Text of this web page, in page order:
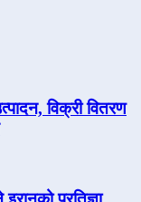
विक्री वितरण